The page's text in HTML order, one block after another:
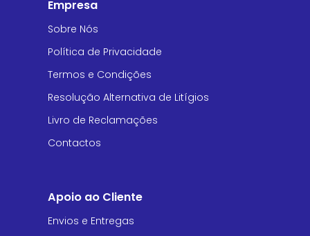
Empresa
Sobre Nós
Política de Privacidade
Termos e Condições
Resolução Alternativa de Litígios
Livro de Reclamações
Contactos
Apoio ao Cliente
Envios e Entregas